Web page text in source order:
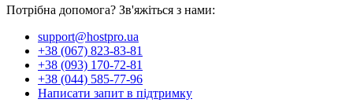
Потрібна допомога? Зв'яжіться з нами:
support@hostpro.ua
+38 (067) 823-83-81
+38 (093) 170-72-81
+38 (044) 585-77-96
Написати запит в підтримку